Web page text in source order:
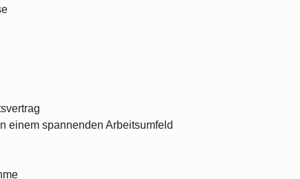
einem spannenden Arbeitsumfeld